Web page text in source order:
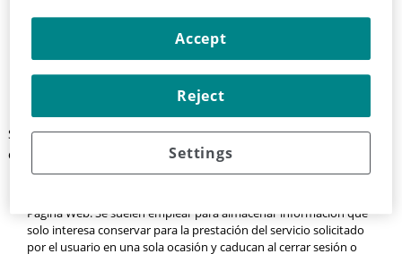
editor y desde el que se presta el servicio solicitado por el usuario.
Son aquéllas que se envían al equipo
obtenidos través de las cookies.
Según el plazo de tiempo que permanecen activadas en el
equipo terminal podemos distinguir:
Cookies de sesión:Son un tipo de cookies diseñadas para
Página Web. Se suelen emplear para almacenar información que
solo interesa conservar para la prestación del servicio solicitado
por el usuario en una sola ocasión y caducan al cerrar sesión o
Settings
Reject
Accept